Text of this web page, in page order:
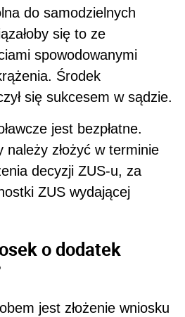
do samodzielnych
się to ze
spowodowanymi
Środek
się sukcesem w sądzie.
jest bezpłatne.
należy złożyć w terminie
decyzji ZUS-u, za
ZUS wydającej
o dodatek
jest złożenie wniosku